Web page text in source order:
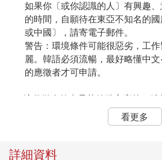
如果你〔或你認識的人〕有興趣
的時間，自願待在東亞不知名的
或中國〕，請寄電子郵件。
警告：環境條件可能很惡劣，工
麗。韓語必須流暢，最好略懂中
的應徵者才可申請。
這份徵人啟事是艾德瑞安寫的，雖
是雄心壯志早已從校園行動主義的畛域
同一年稍晚，二十歲的艾德瑞安率
戴著棒球帽，往北韓邊界前進。這趟
看更多
詳細資料